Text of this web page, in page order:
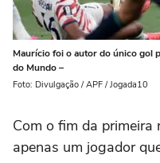
Maurício foi o autor do único gol
do Mundo –
Foto: Divulgação / APF / Jogada10
Com o fim da primeira
apenas um jogador